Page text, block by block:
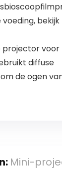
projector voor
diffuse
de ogen
Mini-